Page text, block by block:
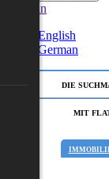
German
English
German
DIE
MIT